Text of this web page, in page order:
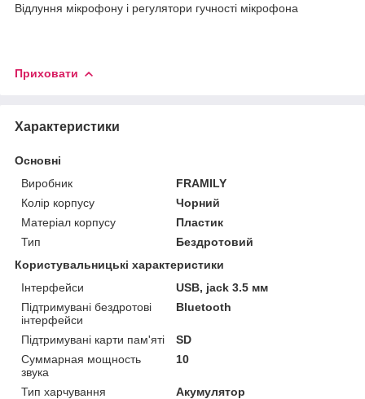
Відлуння мікрофону і регулятори гучності мікрофона
Приховати
Характеристики
Основні
Виробник
FRAMILY
Колір корпусу
Чорний
Матеріал корпусу
Пластик
Тип
Бездротовий
Користувальницькі характеристики
Інтерфейси
USB, jack 3.5 мм
Підтримувані бездротові
інтерфейси
Bluetooth
Підтримувані карти пам'яті
SD
Суммарная мощность
звука
10
Тип харчування Акумулятор